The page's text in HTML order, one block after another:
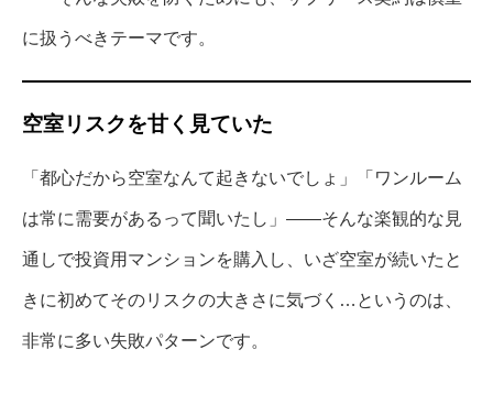
に扱うべきテーマです。
空室リスクを甘く見ていた
「都心だから空室なんて起きないでしょ」「ワンルーム
は常に需要があるって聞いたし」――そんな楽観的な見
通しで投資用マンションを購入し、いざ空室が続いたと
きに初めてそのリスクの大きさに気づく…というのは、
非常に多い失敗パターンです。